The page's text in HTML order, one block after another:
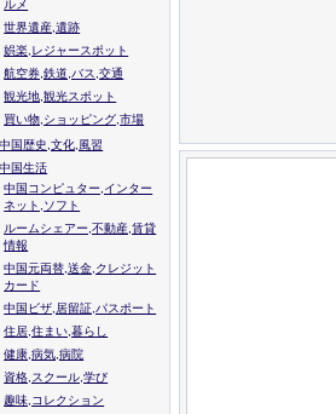
ルメ
世界遺産,遺跡
娯楽,レジャースポット
航空券,鉄道,バス,交通
観光地,観光スポット
買い物,ショッピング,市場
中国歴史,文化,風習
中国生活
中国コンピュター,インター
ネット,ソフト
ルームシェアー,不動産,賃貸
情報
中国元両替,送金,クレジット
カード
中国ビザ,居留証,パスポート
住居,住まい,暮らし
健康,病気,病院
資格,スクール,学び
趣味,コレクション